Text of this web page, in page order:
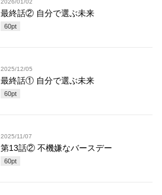
2026/01/02
最終話② 自分で選ぶ未来
60pt
2025/12/05
最終話① 自分で選ぶ未来
60pt
2025/11/07
第13話② 不機嫌なバースデー
60pt